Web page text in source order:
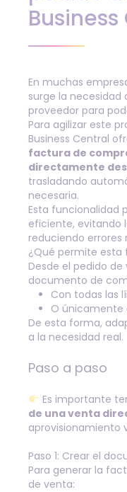
En muchas
surge la necesidad
proveedor para
Para agilizar este
Business Central
factura de
directamente
trasladando
necesaria.
Esta funcionalidad
eficiente, evitando
reduciendo errores
¿Qué permite esta
Desde el pedido
documento de
Con todas las
O únicamente
De esta forma,
a la necesidad real.
Paso a paso
Es importante
de una venta
aprovisionamiento
Paso 1: Crear el
Para generar la
de venta: